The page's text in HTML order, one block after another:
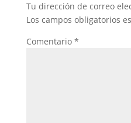
Tu dirección de correo
Los campos obligatorios
Comentario *